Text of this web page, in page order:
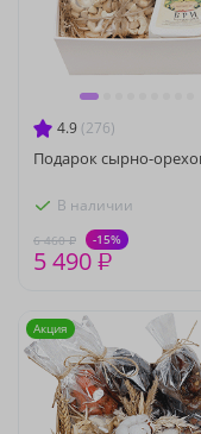
4.9 (276)
Подарок сырно-
В наличии
6 460 ₽ -15%
5 490 ₽
Акция